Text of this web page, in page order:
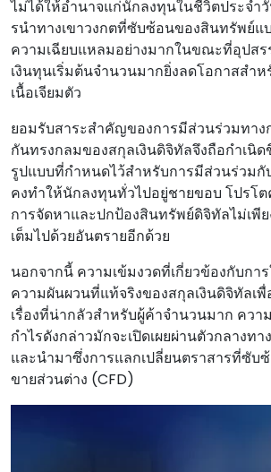
ไม่ได้ให้อํานาจแก่นักลงทุนในชีวิตประจําวั
รนําทางเขาวงกตที่ซับซ้อนของสินทรัพย์แ
ความเฉียบแหลมอย่างมากในขณะที่อุปสร
เงินทุนเริ่มต้นจํานวนมากยิ่งลดโอกาสสํา
เนื้อเจียมตัว
ยอมรับสาระสําคัญของการมีส่วนร่วมทางก
กันทรงกลมของสกุลเงินดิจิทัลจึงถือกําเนิด
รูปแบบที่กําหนดไว้สําหรับการมีส่วนร่วมกั
คงทําให้นักลงทุนทั่วไปอยู่ชายขอบ โปรโ
การจัดหาและปกป้องสินทรัพย์ดิจิทัลไม่เพี
เต็มไปด้วยอันตรายอีกด้วย
นอกจากนี้ ความเข้มงวดที่เกี่ยวข้องกับกา
ความผันผวนที่แท้จริงของสกุลเงินดิจิทัลเพื่
เรื่องที่น่ากลัวสําหรับผู้ค้าจํานวนมาก ควา
กําไรดังกล่าวมักจะเปิดเผยผ่านตัวกลางทา
และนํามาซึ่งการแลกเปลี่ยนตราสารที่ซั
ขายส่วนต่าง (CFD)